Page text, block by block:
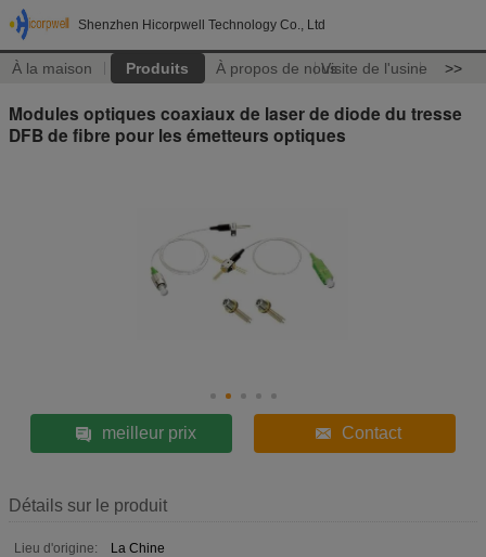
Shenzhen Hicorpwell Technology Co., Ltd
À la maison Produits À propos de nousVisite de l'usine >>
Modules optiques coaxiaux de laser de diode du tresse
DFB de fibre pour les émetteurs optiques
meilleur prix Contact
Détails sur le produit
Lieu d'origine:
La Chine